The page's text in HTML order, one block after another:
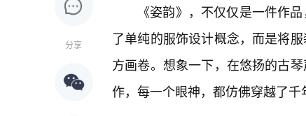
分享
《姿韵》，不仅仅是一件作
了单纯的服饰设计概念，而是将
方画卷。想象一下，在悠扬的古
作，每一个眼神，都仿佛穿越了千